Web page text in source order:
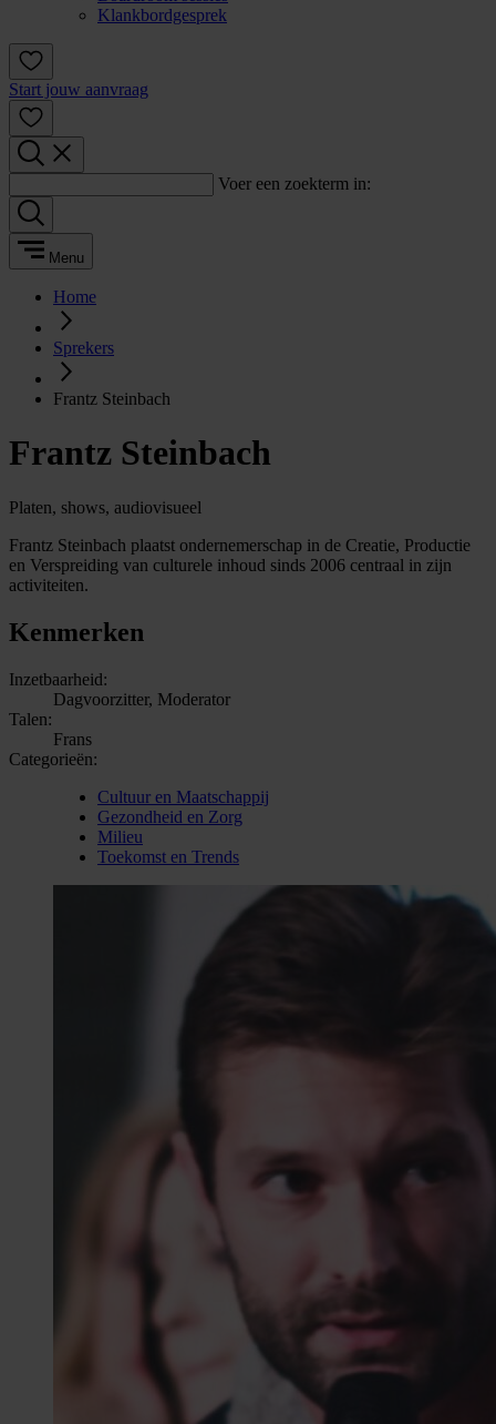
Klankbordgesprek
Start jouw aanvraag
Voer een zoekterm in:
Menu
Home
Sprekers
Frantz Steinbach
Frantz Steinbach
Platen, shows, audiovisueel
Frantz Steinbach plaatst ondernemerschap in de Creatie, Productie
en Verspreiding van culturele inhoud sinds 2006 centraal in zijn
activiteiten.
Kenmerken
Inzetbaarheid:
Dagvoorzitter, Moderator
Talen:
Frans
Categorieën:
Cultuur en Maatschappij
Gezondheid en Zorg
Milieu
Toekomst en Trends